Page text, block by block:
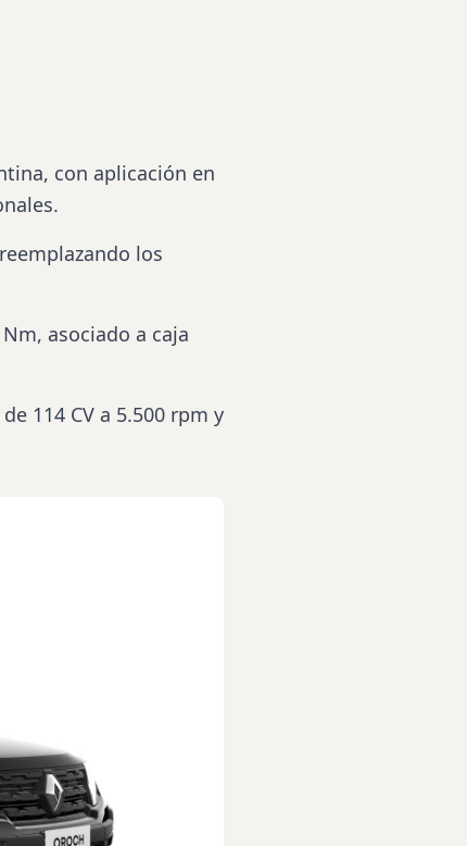
con aplicación en
los
asociado a caja
114 CV a 5.500 rpm y